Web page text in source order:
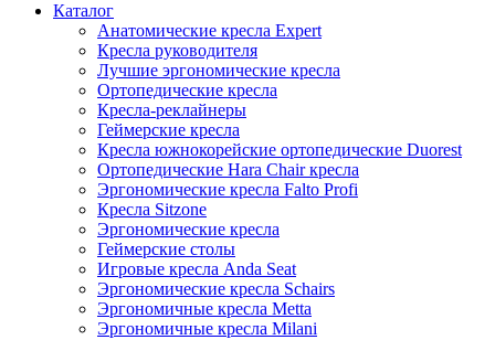
Каталог
Анатомические кресла Expert
Кресла руководителя
Лучшие эргономические кресла
Ортопедические кресла
Кресла-реклайнеры
Геймерские кресла
Кресла южнокорейские ортопедические Duorest
Ортопедические Hara Chair кресла
Эргономические кресла Falto Profi
Кресла Sitzone
Эргономические кресла
Геймерские столы
Игровые кресла Anda Seat
Эргономические кресла Schairs
Эргономичные кресла Metta
Эргономичные кресла Milani